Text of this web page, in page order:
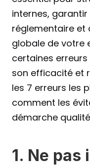
internes,
réglementaire et
globale de votre
certaines
son efficacité et
les 7 erreurs les
comment les
démarche
1. Ne pas